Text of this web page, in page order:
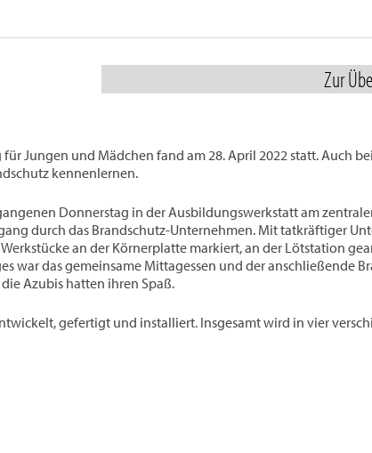
Zur
Jungen und Mädchen fand am 28. April 2022 statt. Auch
kennenlernen.
Donnerstag in der Ausbildungswerkstatt am
durch das Brandschutz-Unternehmen. Mit tatkräftiger
an der Körnerplatte markiert, an der Lötstation
war das gemeinsame Mittagessen und der anschließende
Azubis hatten ihren Spaß.
gefertigt und installiert. Insgesamt wird in vier